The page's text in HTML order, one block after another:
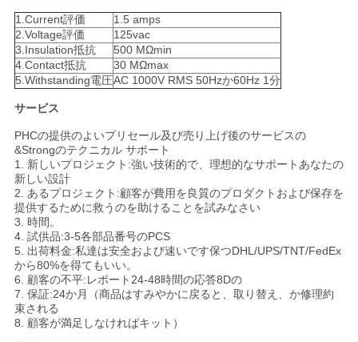
な
さ
い
VR
SHOW
地
図
PRIVACY
POLICY
1.Current評価
1.5 amps
2.Voltage評価
125vac
3.Insulation抵抗
500 MΩmin
4.Contact抵抗
30 MΩmax
5.Withstanding電圧AC 1000V RMS 50Hzか60Hz 1分
サービス
PHCの提供のよいプリセール及び売り上げ後のサービスの
&Strongのテクニカル サポート
1. 新しいプロジェクト:強い技術的で、理想的なサポートあなたの
新しい設計
2. あるプロジェクト:顧客が費用を良質のプロダクトおよび保存を
提供するために救うのを助けることを試みなさい
3. 時間。
4. 試供品:3-5各部品番号のPCS
5. 出荷料金:私達は安全および速いです保つDHL/UPS/TNT/FedEx
から80%を得てもいい。
6. 顧客の不平:レポート24-48時間の応答8Dの
7. 保証:24か月（商品はすみやかに戻ると、取り替え、か修理約
束される
8. 顧客が満足しなければキット）